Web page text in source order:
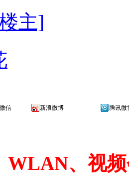
主]
微信 新浪微博 腾讯微
WLAN、视